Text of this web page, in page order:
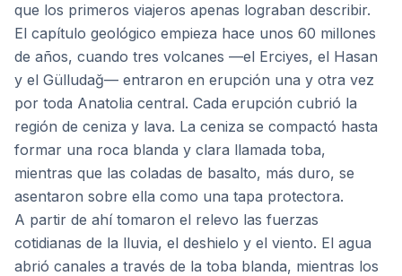
que los primeros viajeros apenas lograban describir.
El capítulo geológico empieza hace unos 60 millones
de años, cuando tres volcanes —el Erciyes, el Hasan
y el Gülludağ— entraron en erupción una y otra vez
por toda Anatolia central. Cada erupción cubrió la
región de ceniza y lava. La ceniza se compactó hasta
formar una roca blanda y clara llamada toba,
mientras que las coladas de basalto, más duro, se
asentaron sobre ella como una tapa protectora.
A partir de ahí tomaron el relevo las fuerzas
cotidianas de la lluvia, el deshielo y el viento. El agua
abrió canales a través de la toba blanda, mientras los